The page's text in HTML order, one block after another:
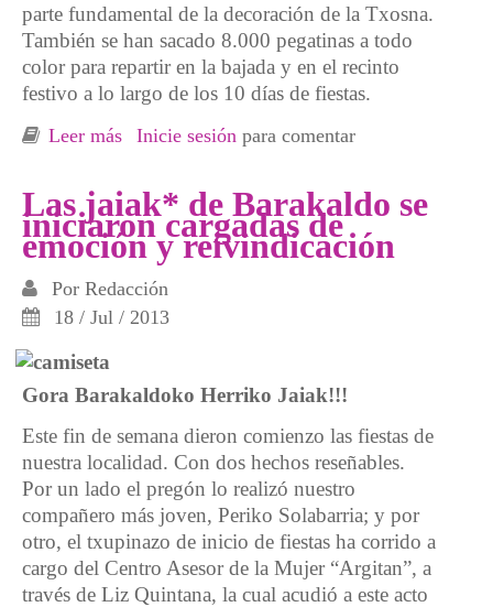
parte fundamental de la decoración de la Txosna.
También se han sacado 8.000 pegatinas a todo
color para repartir en la bajada y en el recinto
festivo a lo largo de los 10 días de fiestas.
Leer más sobre Iniciativas de Argitan y contra los
Inicie sesión para comentar
Las jaiak* de Bar akaldo se
iniciaron cargad as de
emoción y reivindicación
Por Redacción
18 / Jul / 2013
Gora Barakaldoko Herriko Jaiak!!!
Este fin de semana dieron comienzo las fiestas de
nuestra localidad. Con dos hechos reseñables.
Por un lado el pregón lo realizó nuestro
compañero más joven, Periko Solabarria; y por
otro, el txupinazo de inicio de fiestas ha corrido a
cargo del Centro Asesor de la Mujer “Argitan”, a
través de Liz Quintana, la cual acudió a este acto